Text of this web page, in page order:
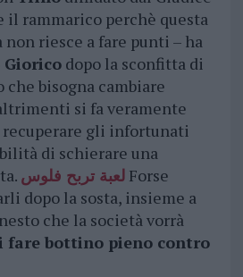
il rammarico perchè questa
non riesce a fare punti – ha
dopo la sconfitta di
che bisogna cambiare
si fa veramente
recuperare gli infortunati
di schierare una
لعبة تربح فلوسForse
dopo la sosta, insieme a
che la società vorrà
fare bottino pieno contro